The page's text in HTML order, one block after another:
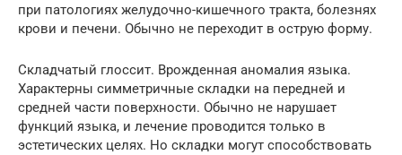
при патологиях желудочно-кишечного тракта, болезнях
крови и печени. Обычно не переходит в острую форму.
Складчатый глоссит. Врожденная аномалия языка.
Характерны симметричные складки на передней и
средней части поверхности. Обычно не нарушает
функций языка, и лечение проводится только в
эстетических целях. Но складки могут способствовать